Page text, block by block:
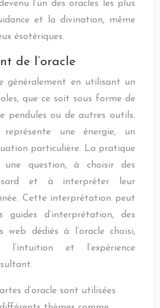
l’un des oracles les plus
et la divination, même
ésotériques.
de l’oracle
généralement en utilisant un
que ce soit sous forme de
pendules ou de autres outils.
représente une énergie, un
particulière. La pratique
une question, à choisir des
et à interpréter leur
Cette interprétation peut
guides d’interprétation, des
web dédiés à l’oracle choisi,
et l’expérience
d’oracle sont utilisées